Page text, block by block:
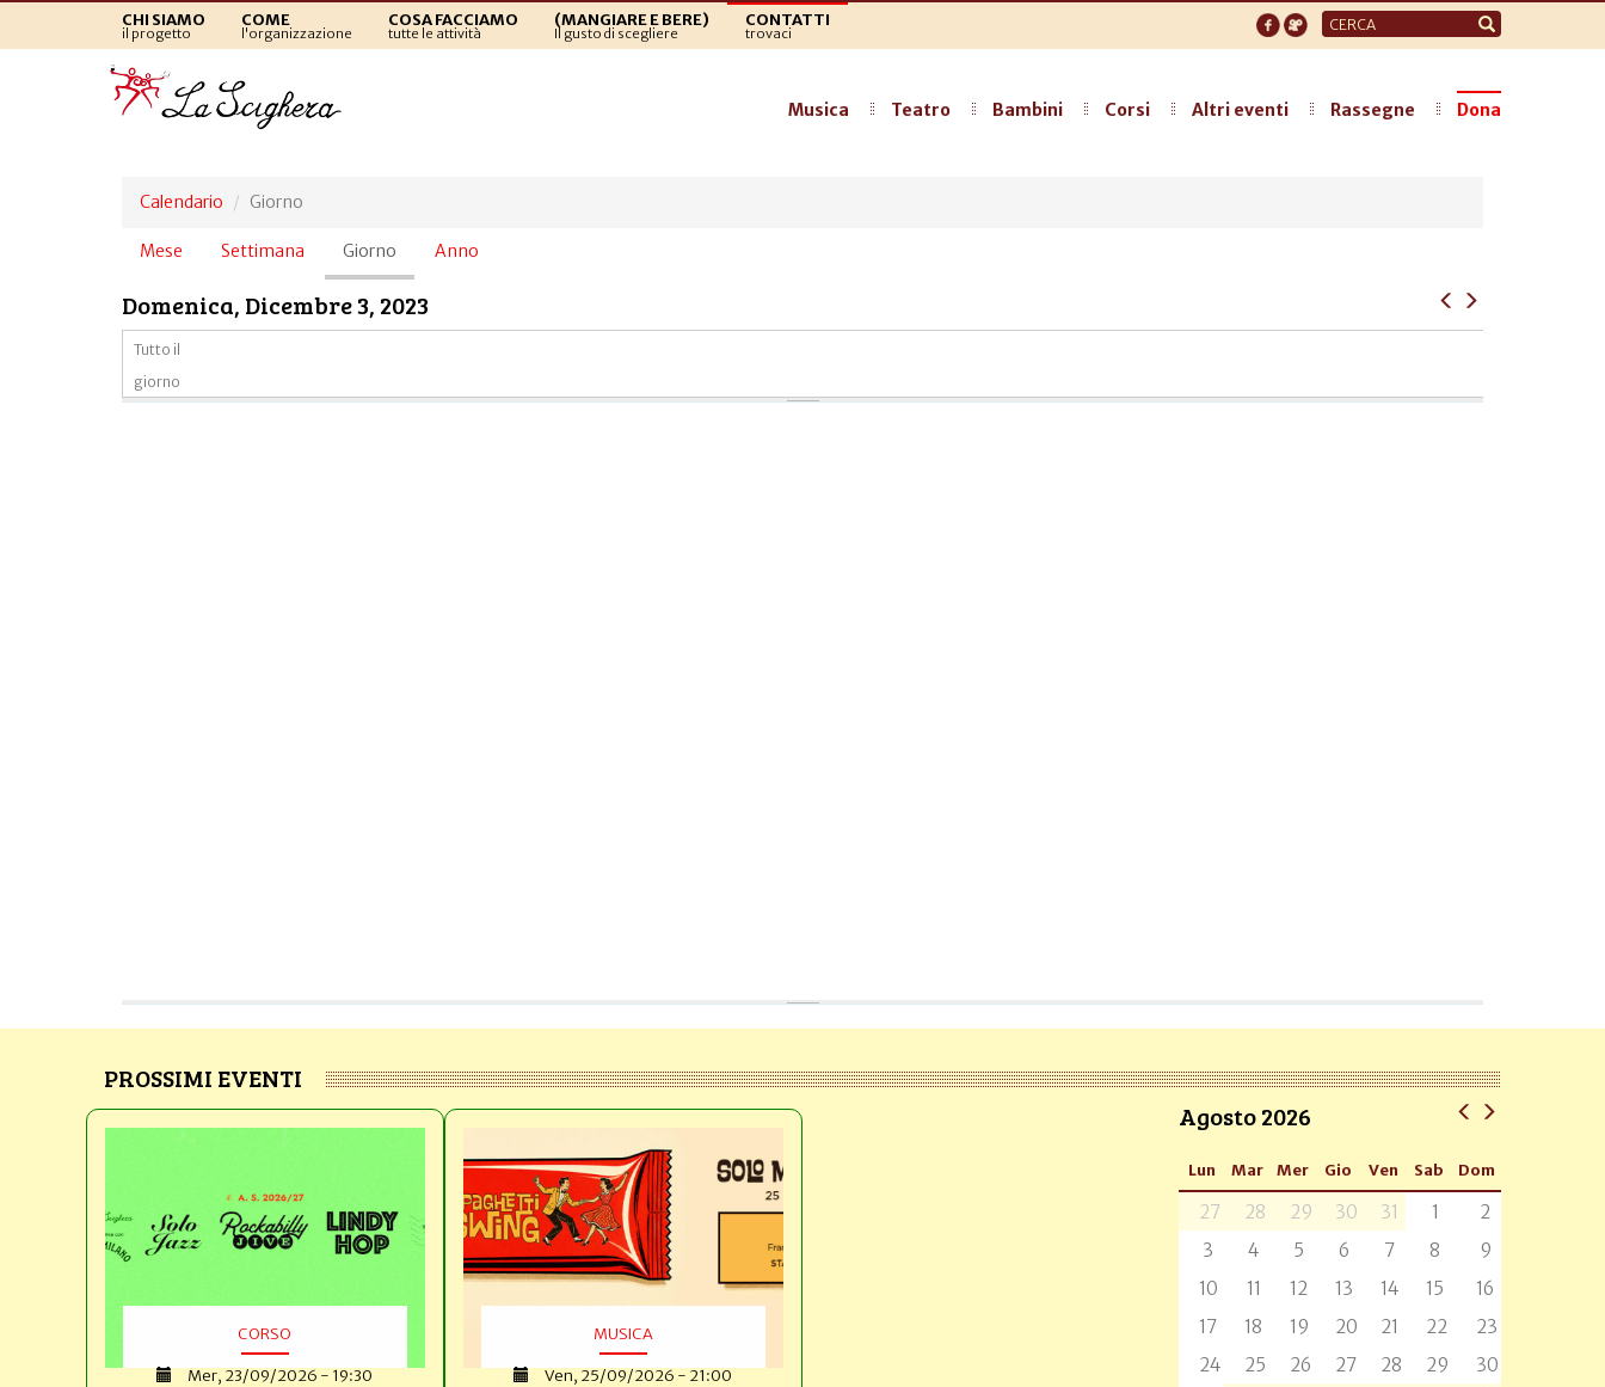
CHI SIAMO
il progetto
COME
l'organizzazione
COSA FACCIAMO
tutte le attività
(MANGIARE E BERE)
Il gusto di scegliere
CONTATTI
trovaci
Form
di
Musica Teatro Bambini Corsi Altri eventi Rassegne Dona
Calendario Giorno
Schede
Mese Settimana Giorno (scheda
attiva)
Anno
Domenica, Dicembre 3, 2023
Tutto il
giorno
PROSSIMI EVENTI
CORSO
Mer, 23/09/2026 - 19:30
MUSICA
Ven, 25/09/2026 - 21:00
Agosto 2026
Lun Mar Mer Gio Ven Sab Dom
27 28 29 30 31 1
2
3
4 5 6 7 8
9
10
11 12 13 14 15
16
17
18 19 20 21 22
23
24
25 26 27 28 29
30